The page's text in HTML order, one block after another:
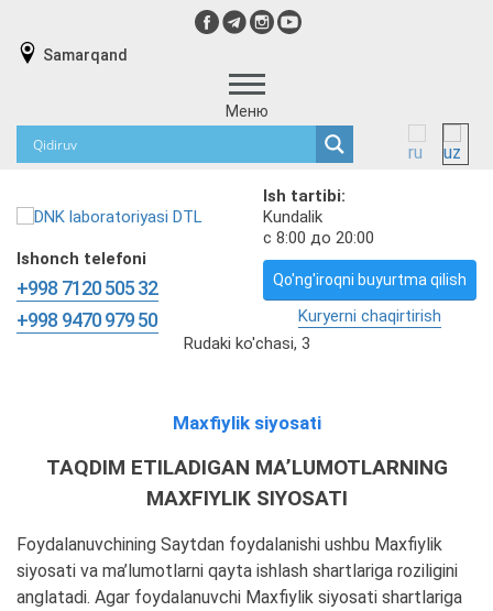
Samarqand
Меню
Ish tartibi:
Kundalik
с 8:00 до 20:00
Ishonch telefoni
+998 7120 505 32
+998 9470 979 50
Qo'ng'iroqni buyurtma qilish
Kuryerni chaqirtirish
Rudaki ko'chasi, 3
Maxfiylik siyosati
TAQDIM ETILADIGAN MA’LUMOTLARNING
MAXFIYLIK SIYOSATI
Foydalanuvchining Saytdan foydalanishi ushbu Maxfiylik
siyosati va ma’lumotlarni qayta ishlash shartlariga roziligini
anglatadi. Agar foydalanuvchi Maxfiylik siyosati shartlariga